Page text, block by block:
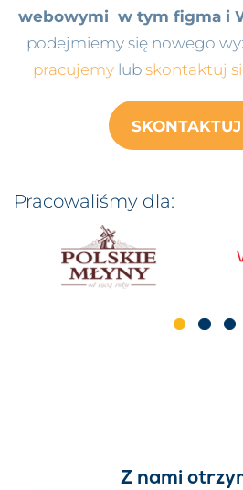
webowymi w tym figma i
podejmiemy się nowego
pracujemylubskontaktuj
Pracowaliśmy dla:
Z nami